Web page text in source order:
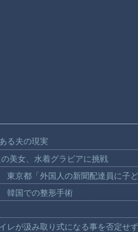
る夫の現実
美女、水着グラビアに挑戦
京都「外国人の新聞配達員に子
韓国での整形手術
レが汲み取り式になる事を否定せ